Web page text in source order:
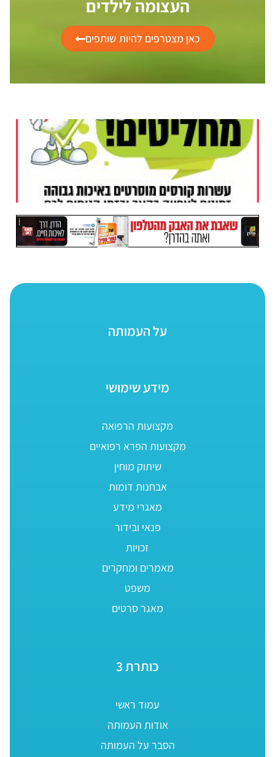
העצומה לילדים
כאן מצטרפים להיות שותפים
על העמותה
מידע שימושי
מקצועות הרפואה
מקצועות הפרא רפואיים
שיתוק מוחין
אבחנות דומות
מאגרי מידע
פנאי ובידור
זכויות
מאמרים ומחקרים
משפט
מאגר סרטים
כותרת 3
עמוד ראשי
אודות העמותה
הסבר על העמותה